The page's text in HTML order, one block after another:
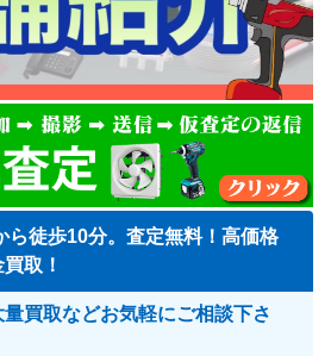
ら徒歩10分。査定無料！高価格
取！
買取などお気軽にご相談下さ